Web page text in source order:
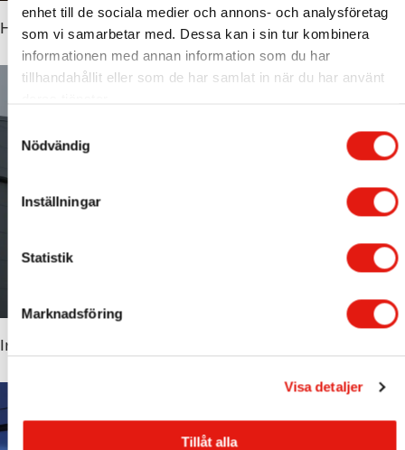
enhet till de sociala medier och annons- och analysföretag
som vi samarbetar med. Dessa kan i sin tur kombinera
informationen med annan information som du har
tillhandahållit eller som de har samlat in när du har använt
v
a
Nödvändig
Inställningar
Statistik
Marknadsföring
Visa detaljer
Tillåt alla
Hotellskyltar
Industriskyltar